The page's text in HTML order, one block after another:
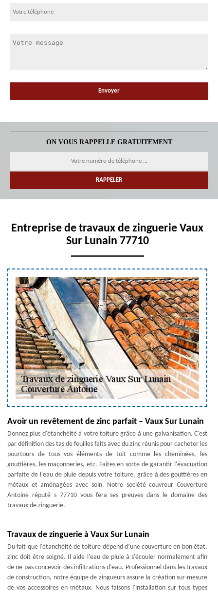
ON VOUS RAPPELLE GRATUITEMENT
Entreprise de travaux de zinguerie Vaux
Sur Lunain 77710
Avoir un revêtement de zinc parfait – Vaux Sur Lunain
Donnez plus d'étanchéité à votre toiture grâce à une galvanisation. C'est
par définition des tas de feuilles faits avec du zinc réunis pour cacheter les
pourtours de tous vos éléments de toit comme les cheminées, les
gouttières, les maçonneries, etc. Faites en sorte de garantir l'évacuation
parfaite de l'eau de pluie depuis votre toiture, grâce à des gouttières en
métaux et aménagées avec soin. Notre société couvreur Couverture
Antoine réputé s 77710 vous fera ses preuves dans le domaine des
travaux de zinguerie.
Travaux de zinguerie à Vaux Sur Lunain
Du fait que l'étanchéité de toiture dépend d’une couverture en bon état,
zinc doit être soigné. Il aide l'eau de pluie à s'écouler normalement afin
de ne pas concevoir des infiltrations d’eau. Professionnel dans les travaux
de construction, notre équipe de zingueurs assure la création sur-mesure
de vos accessoires en métaux. Nous faisons l'installation sur tous types